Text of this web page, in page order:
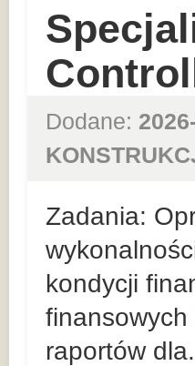
Dodane:
Zadania:
kondycji
raportów